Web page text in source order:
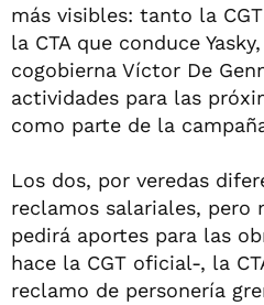
más visibles: tanto la
la CTA que conduce
cogobierna Víctor De
actividades para las
como parte de la
Los dos, por veredas
reclamos salariales, pero
pedirá aportes para las
hace la CGT oficial-, la
reclamo de personería